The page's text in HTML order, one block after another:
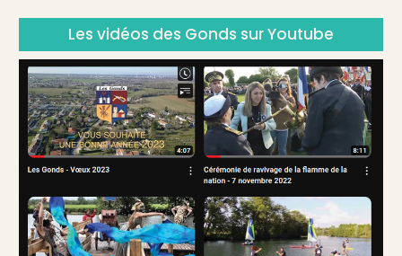
Les vidéos des Gonds sur Youtube